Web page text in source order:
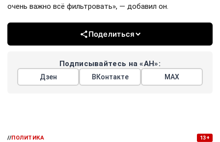
очень важно всё фильтровать», — добавил он.
Поделиться
Подписывайтесь на «АН»:
Дзен ВКонтакте МАХ
//ПОЛИТИКА 13+